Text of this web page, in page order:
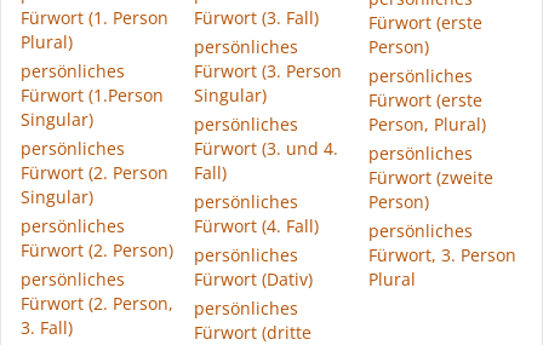
Fürwort (1. Person
Plural)
persönliches
Fürwort (1.Person
Singular)
persönliches
Fürwort (2. Person
Singular)
persönliches
Fürwort (2. Person)
persönliches
Fürwort (2. Person,
3. Fall)
Fürwort (3. Fall)
persönliches
Fürwort (3. Person
Singular)
persönliches
Fürwort (3. und 4.
Fall)
persönliches
Fürwort (4. Fall)
persönliches
Fürwort (Dativ)
persönliches
Fürwort (dritte
Fürwort (erste
Person)
persönliches
Fürwort (erste
Person, Plural)
persönliches
Fürwort (zweite
Person)
persönliches
Fürwort, 3. Person
Plural